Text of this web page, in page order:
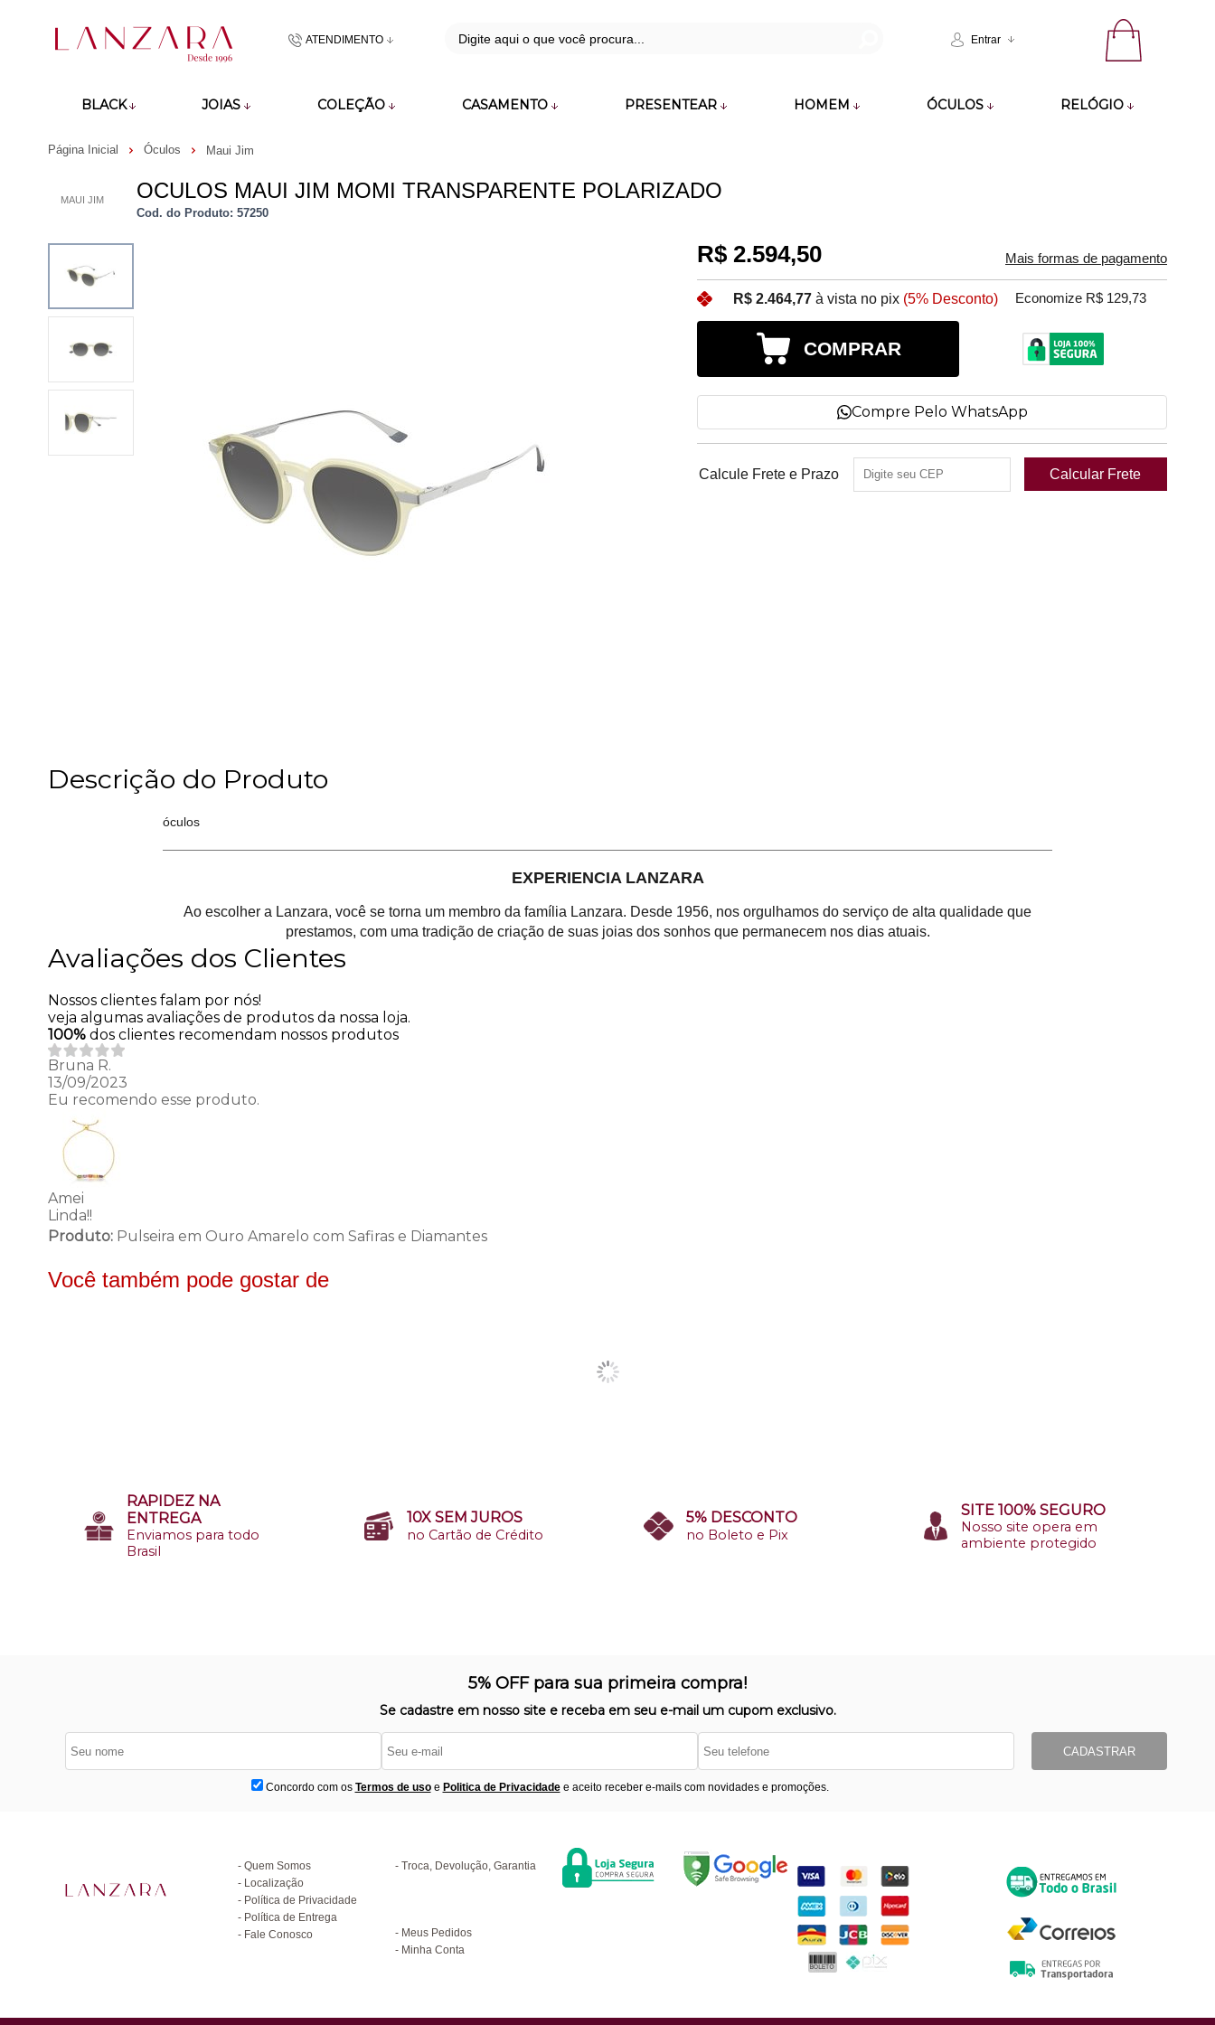
ATENDIMENTO
(48)991860142
Entrar
BLACK JOIAS COLEÇÃO CASAMENTO PRESENTEAR HOMEM ÓCULOS RELÓGIO
Página Inicial Óculos Maui Jim
MAUI JIM OCULOS MAUI JIM MOMI TRANSPARENTE POLARIZADO
Cod. do Produto: 57250
R$ 2.594,50 Mais formas de pagamento
R$ 2.464,77à vista no pix (5% Desconto) Economize R$ 129,73
COMPRAR
Compre Pelo WhatsApp
Calcule Frete e Prazo
Descrição do Produto
óculos
EXPERIENCIA LANZARA
Ao escolher a Lanzara, você se torna um membro da família Lanzara. Desde 1956, nos orgulhamos do serviço de alta qualidade que
prestamos, com uma tradição de criação de suas joias dos sonhos que permanecem nos dias atuais.
Avaliações dos Clientes
Nossos clientes falam por nós!
veja algumas avaliações de produtos da nossa loja.
100% dos clientes recomendam nossos produtos
Bruna R.
13/09/2023
Eu recomendo esse produto.
Amei
Linda!!
Produto: Pulseira em Ouro Amarelo com Safiras e Diamantes
Você também pode gostar de
RAPIDEZ NA
ENTREGA
Enviamos para todo
Brasil
10X SEM JUROS
no Cartão de Crédito
5% DESCONTO
no Boleto e Pix
SITE 100% SEGURO
Nosso site opera em
ambiente protegido
5% OFF para sua primeira compra!
Se cadastre em nosso site e receba em seu e-mail um cupom exclusivo.
Concordo com os Termos de usoe Politica de Privacidadee aceito receber e-mails com novidades e promoções.
CADASTRAR
Quem Somos
Localização
Política de Privacidade
Política de Entrega
Fale Conosco
Troca, Devolução, Garantia
Meus Pedidos
Minha Conta